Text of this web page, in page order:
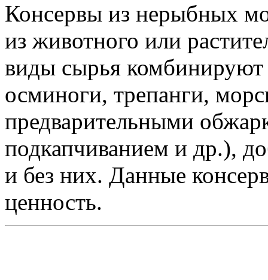
Консервы из нерыбных
из животного или
виды сырья
осминоги, трепанги,
предварительными
подкапчиванием и др.),
и без них. Данные
ценность.